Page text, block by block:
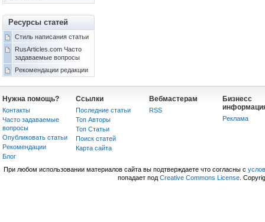
Ресурсы статей
Стиль написания статьи
RusArticles.com Часто
задаваемые вопросы
Рекомендации редакции
Нужна помощь?
Контакты
Часто задаваемые
вопросы
Опубликовать статьи
Рекомендации
Блог
Ссылки
Последние статьи
Топ Авторы
Топ Статьи
Поиск статей
Карта сайта
Вебмастерам
RSS
Бизнесс
Реклама
При любом использовании материалов сайта вы подтверждаете что согласны с
попадает под Creative Commons License.